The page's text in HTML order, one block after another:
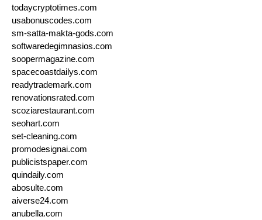
todaycryptotimes.com
usabonuscodes.com
sm-satta-makta-gods.com
softwaredegimnasios.com
soopermagazine.com
spacecoastdailys.com
readytrademark.com
renovationsrated.com
scoziarestaurant.com
seohart.com
set-cleaning.com
promodesignai.com
publicistspaper.com
quindaily.com
abosulte.com
aiverse24.com
anubella.com